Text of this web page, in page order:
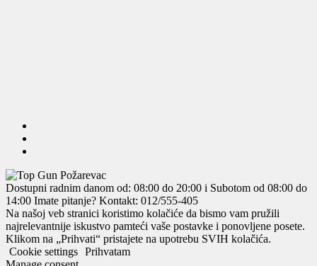
Dostupni radnim danom od: 08:00 do 20:00 i Subotom od 08:00 do
14:00 Imate pitanje? Kontakt: 012/555-405
Na našoj veb stranici koristimo kolačiće da bismo vam pružili
najrelevantnije iskustvo pamteći vaše postavke i ponovljene posete.
Klikom na „Prihvati“ pristajete na upotrebu SVIH kolačića.
Cookie settings Prihvatam